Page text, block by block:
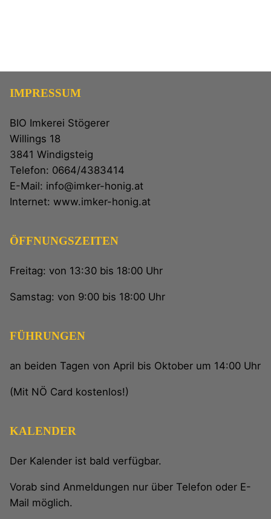
IMPRESSUM
BIO Imkerei Stögerer
Willings 18
3841 Windigsteig
Telefon: 0664/4383414
E-Mail: info@imker-honig.at
Internet: www.imker-honig.at
ÖFFNUNGSZEITEN
Freitag: von 13:30 bis 18:00 Uhr
Samstag: von 9:00 bis 18:00 Uhr
FÜHRUNGEN
an beiden Tagen von April bis Oktober um 14:00 Uhr
(Mit NÖ Card kostenlos!)
KALENDER
Der Kalender ist bald verfügbar.
Vorab sind Anmeldungen nur über Telefon oder E-
Mail möglich.